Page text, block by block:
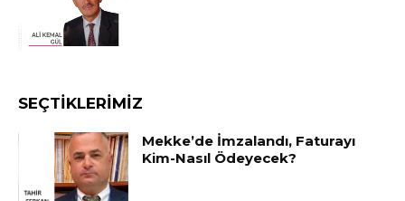
SEÇTIKLERIMIZ
Mekke’de İmzalandı, Faturayı
Kim-Nasıl Ödeyecek?